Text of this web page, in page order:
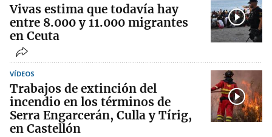
Vivas estima que todavía hay
entre 8.000 y 11.000 migrantes
en Ceuta
VÍDEOS
Trabajos de extinción del
incendio en los términos de
Serra Engarcerán, Culla y Tírig,
en Castellón